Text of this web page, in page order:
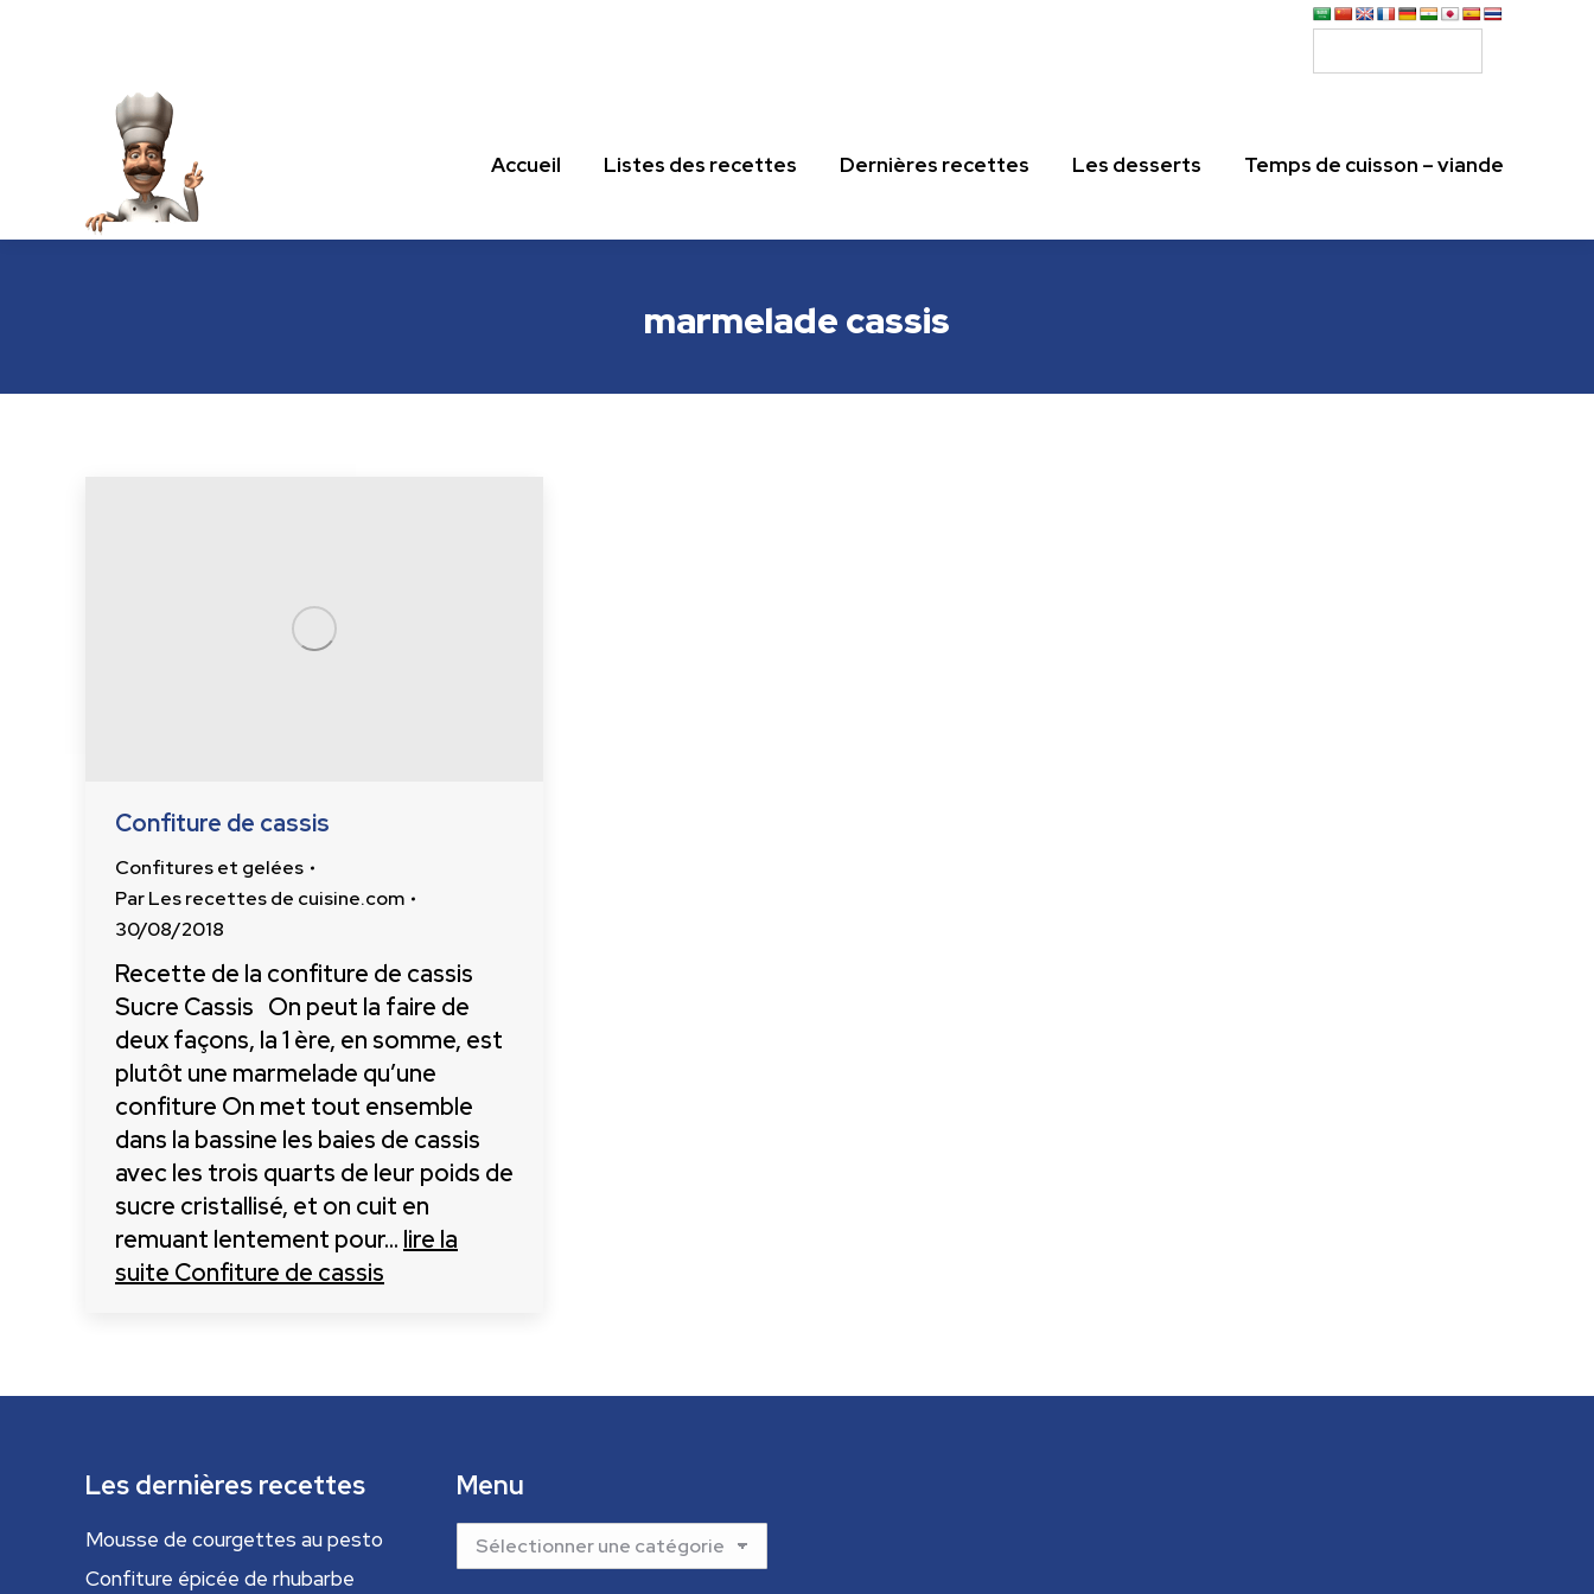
Les recettes de cuisine.com Accueil Listes des recettes Dernières recettes Les desserts Temps de cuisson – viande
marmelade cassis
Confiture de cassis
Confitures et gelées
ParLes recettes de cuisine.com
30/08/2018
Recette de la confiture de cassis
Sucre Cassis On peut la faire de
deux façons, la 1 ère, en somme, est
plutôt une marmelade qu’une
confiture On met tout ensemble
dans la bassine les baies de cassis
avec les trois quarts de leur poids de
sucre cristallisé, et on cuit en
remuant lentement pour… lire la
suite Confiture de cassis
Les dernières recettes
Mousse de courgettes au pesto
Confiture épicée de rhubarbe
Menu
Menu
Temps de cuisson – viande